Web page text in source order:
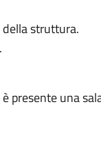
della struttura.
presente una